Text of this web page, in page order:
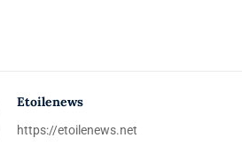
Etoilenews
https://etoilenews.net